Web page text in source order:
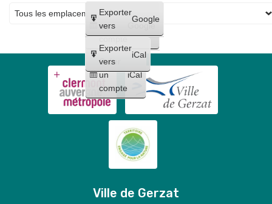
Créer
un
compte
Google
Créer
un
compte
iCal
Exporter
vers
Google
Exporter
vers
iCal
Ville de Gerzat